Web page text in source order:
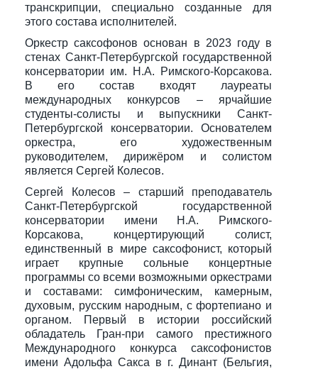
транскрипции, специально созданные для
этого состава исполнителей.
Оркестр саксофонов основан в 2023 году в
стенах Санкт-Петербургской государственной
консерватории им. Н.А. Римского-Корсакова.
В его состав входят лауреаты
международных конкурсов – ярчайшие
студенты-солисты и выпускники Санкт-
Петербургской консерватории. Основателем
оркестра, его художественным
руководителем, дирижёром и солистом
является Сергей Колесов.
Сергей Колесов – старший преподаватель
Санкт-Петербургской государственной
консерватории имени Н.А. Римского-
Корсакова, концертирующий солист,
единственный в мире саксофонист, который
играет крупные сольные концертные
программы со всеми возможными оркестрами
и составами: симфоническим, камерным,
духовым, русским народным, с фортепиано и
органом. Первый в истории российский
обладатель Гран-при самого престижного
Международного конкурса саксофонистов
имени Адольфа Сакса в г. Динант (Бельгия,